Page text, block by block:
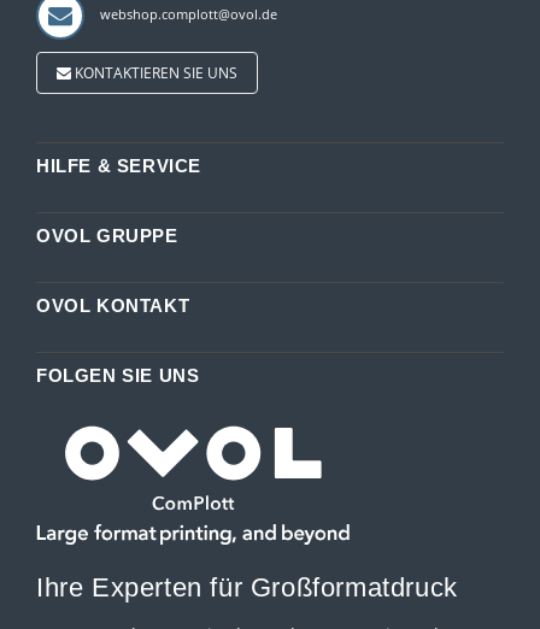
webshop.complott@ovol.de
KONTAKTIEREN SIE UNS
HILFE & SERVICE
OVOL GRUPPE
OVOL KONTAKT
FOLGEN SIE UNS
Ihre Experten für Großformatdruck